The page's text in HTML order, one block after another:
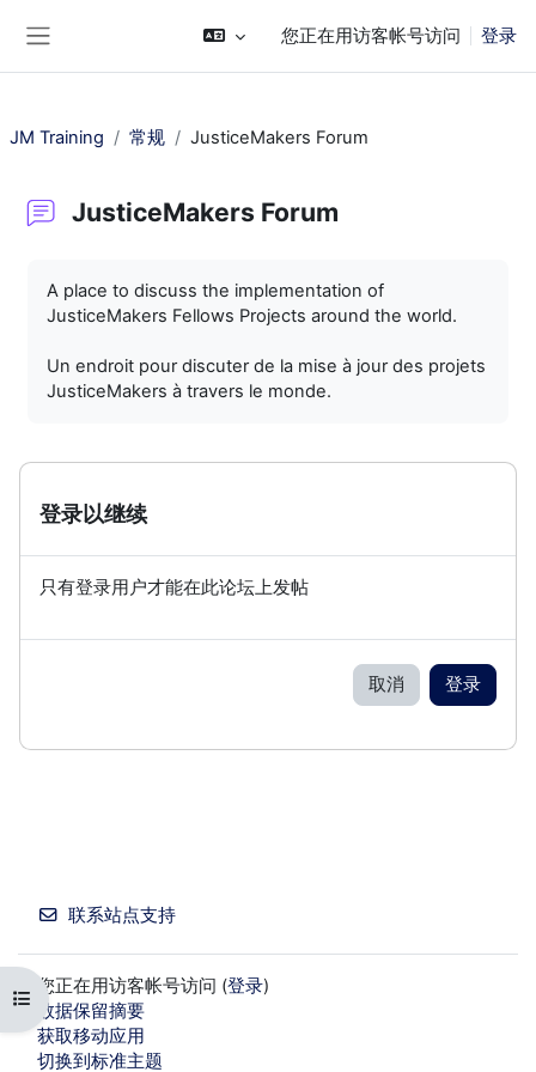
您正在用访客帐号访问 登录
打开课程索引
JM Training 常规 JusticeMakers Forum
JusticeMakers Forum
A place to discuss the implementation of
JusticeMakers Fellows Projects around the world.
Un endroit pour discuter de la mise à jour des projets
JusticeMakers à travers le monde.
登录以继续
只有登录用户才能在此论坛上发帖
取消 登录
联系站点支持
您正在用访客帐号访问 (登录)
‎数据保留摘要‎
获取移动应用
切换到标准主题